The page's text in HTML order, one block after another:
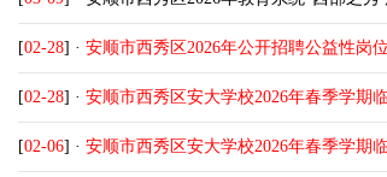
[02-28] · 安顺市西秀区2026年公开招聘公益性岗
[02-28] · 安顺市西秀区安大学校2026年春季学期
[02-06] · 安顺市西秀区安大学校2026年春季学期